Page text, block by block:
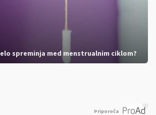
spreminja med menstrualnim ciklom?
Priporoča